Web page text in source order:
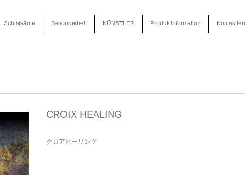
Schlafsäule Besonderheit KÜNSTLER Produktinformation
CROIX HEALING
クロアヒーリング